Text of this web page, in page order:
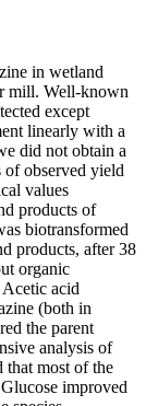
in wetland
mill. Well-known
except
linearly with a
did not obtain a
observed yield
values
products of
biotransformed
products, after 38
organic
acid
(both in
the parent
analysis of
that most of the
improved